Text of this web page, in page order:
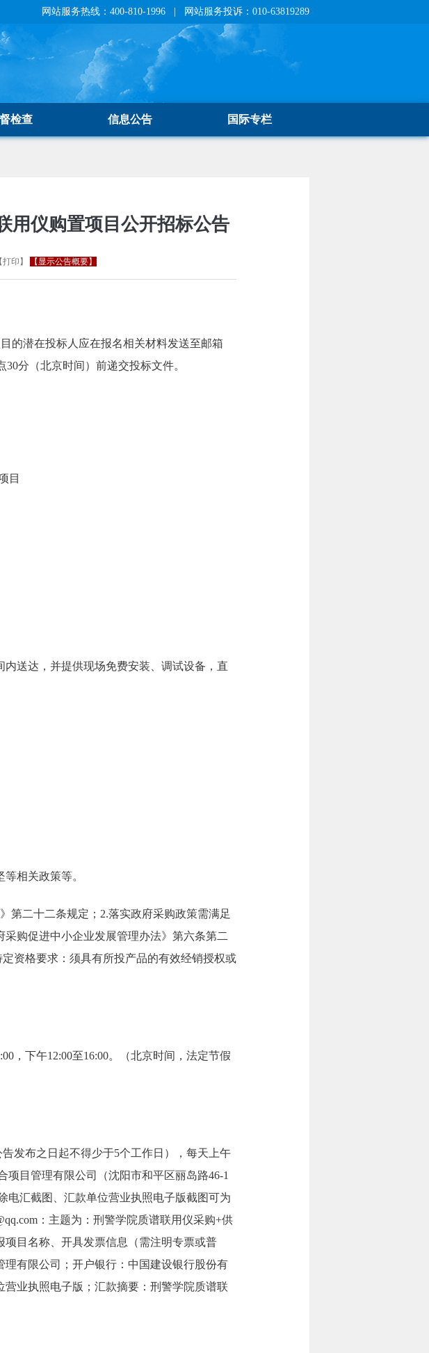
网站服务热线：400-810-1996 | 网站服务投诉：010-63819289
检查 信息公告 国际专栏
用仪购置项目公开招标公告
打印 】 【显示公告概要】
的潜在投标人应在报名相关材料发送至邮箱
30分（北京时间）前递交投标文件。
目
送达，并提供现场免费安装、调试设备，直
相关政策等。
第二十二条规定；2.落实政府采购政策需满足
购促进中小企业发展管理办法》第六条第二
资格要求：须具有所投产品的有效经销授权或
，下午12:00至16:00。（北京时间，法定节假
发布之日起不得少于5个工作日），每天上午
项目管理有限公司（沈阳市和平区丽岛路46-1
电汇截图、汇款单位营业执照电子版截图可为
：主题为：刑警学院质谱联用仪采购+供
目名称、开具发票信息（需注明专票或普
有限公司；开户银行：中国建设银行股份有
营业执照电子版；汇款摘要：刑警学院质谱联